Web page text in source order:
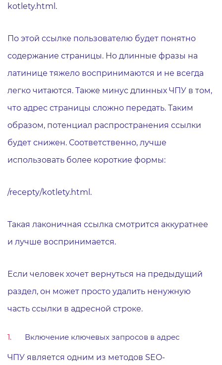
kotlety.html.
По этой ссылке пользователю будет понятно
содержание страницы. Но длинные фразы на
латинице тяжело воспринимаются и не всегда
легко читаются. Также минус длинных ЧПУ в том,
что адрес страницы сложно передать. Таким
образом, потенциал распространения ссылки
будет снижен. Соответственно, лучше
использовать более короткие формы:
/recepty/kotlety.html.
Такая лаконичная ссылка смотрится аккуратнее
и лучше воспринимается.
Если человек хочет вернуться на предыдущий
раздел, он может просто удалить ненужную
часть ссылки в адресной строке.
Включение ключевых запросов в адрес
ЧПУ является одним из методов SEO-